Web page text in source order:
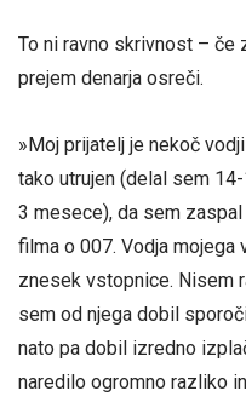
To ni ravno skrivnost – če
prejem denarja osreči.
»Moj prijatelj je nekoč
tako utrujen (delal sem
3 mesece), da sem
filma o 007. Vodja mojega
znesek vstopnice. Nisem
sem od njega dobil
nato pa dobil izredno
naredilo ogromno razliko